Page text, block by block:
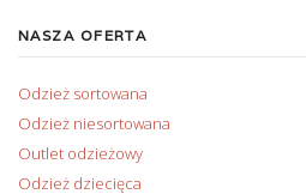
NASZA OFERTA
Odzież sortowana
Odzież niesortowana
Outlet odzieżowy
Odzież dziecięca